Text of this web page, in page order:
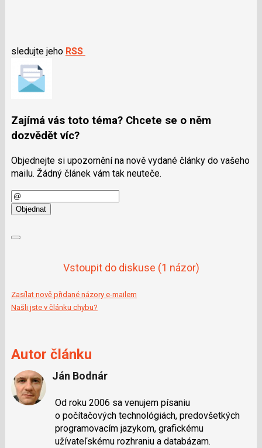
sledujte jeho RSS
Zajímá vás toto téma? Chcete se o něm
dozvědět víc?
Objednejte si upozornění na nově vydané články do vašeho
mailu. Žádný článek vám tak neuteče.
E-
mail
Objednat
Vstoupit do diskuse (1 názor)
Zasílat nově přidané názory e-mailem
Našli jste v článku chybu?
Autor článku
Ján Bodnár
Od roku 2006 sa venujem písaniu
o počítačových technológiách, predovšetkých
programovacím jazykom, grafickému
užívateľskému rozhraniu a databázam.